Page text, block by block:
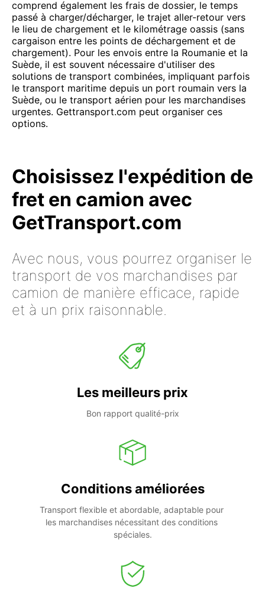
comprend également les frais de dossier, le temps
passé à charger/décharger, le trajet aller-retour vers
le lieu de chargement et le kilométrage oassis (sans
cargaison entre les points de déchargement et de
chargement). Pour les envois entre la Roumanie et la
Suède, il est souvent nécessaire d'utiliser des
solutions de transport combinées, impliquant parfois
le transport maritime depuis un port roumain vers la
Suède, ou le transport aérien pour les marchandises
urgentes. Gettransport.com peut organiser ces
options.
Choisissez l'expédition de
fret en camion avec
GetTransport.com
Avec nous, vous pourrez organiser le
transport de vos marchandises par
camion de manière efficace, rapide
et à un prix raisonnable.
Les meilleurs prix
Bon rapport qualité-prix
Conditions améliorées
Transport flexible et abordable, adaptable pour
les marchandises nécessitant des conditions
spéciales.